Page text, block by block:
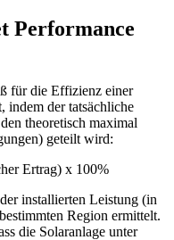
Performance
für die Effizienz einer
indem der tatsächliche
theoretisch maximal
geteilt wird:
Ertrag) x 100%
installierten Leistung (in
Region ermittelt.
die Solaranlage unter